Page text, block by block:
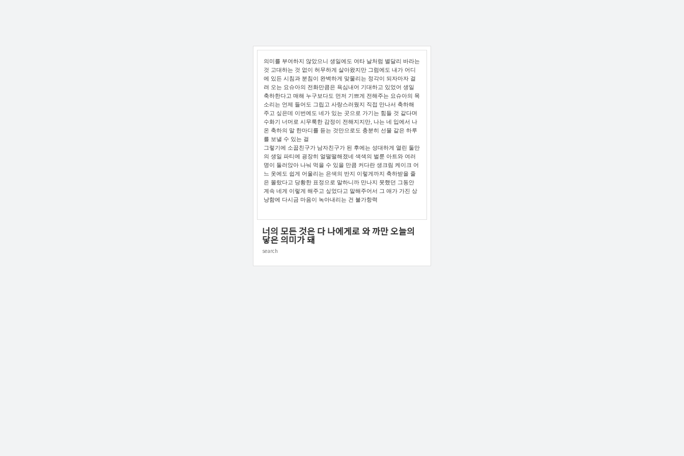
의미를 부여하지 않았으니 생일에도 여타 날처럼 별달리 바라는
것 고대하는 것 없이 허무하게 살아왔지만 그럼에도 내가 어디
에 있든 시침과 분침이 완벽하게 맞물리는 정각이 되자마자 걸
려 오는 요슈아의 전화만큼은 욕심내어 기대하고 있었어 생일
축하한다고 매해 누구보다도 먼저 기쁘게 전해주는 요슈아의 목
소리는 언제 들어도 그립고 사랑스러웠지 직접 만나서 축하해
주고 싶은데 이번에도 네가 있는 곳으로 가기는 힘들 것 같다며
수화기 너머로 시무룩한 감정이 전해지지만, 나는 네 입에서 나
온 축하의 말 한마디를 듣는 것만으로도 충분히 선물 같은 하루
를 보낼 수 있는 걸
그렇기에 소꿉친구가 남자친구가 된 후에는 성대하게 열린 둘만
의 생일 파티에 굉장히 얼떨떨해졌네 색색의 벌룬 아트와 여러
명이 둘러앉아 나눠 먹을 수 있을 만큼 커다란 생크림 케이크 어
느 옷에도 쉽게 어울리는 은색의 반지 이렇게까지 축하받을 줄
은 몰랐다고 당황한 표정으로 말하니까 만나지 못했던 그동안
계속 네게 이렇게 해주고 싶었다고 말해주어서 그 애가 가진 상
냥함에 다시금 마음이 녹아내리는 건 불가항력
너의 모든 것은 다 나에게로 와 까만 오늘의
닿은 의미가 돼